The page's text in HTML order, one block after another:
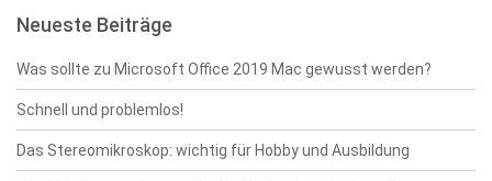
Neueste Beiträge
Was sollte zu Microsoft Office 2019 Mac gewusst werden?
Schnell und problemlos!
Das Stereomikroskop: wichtig für Hobby und Ausbildung